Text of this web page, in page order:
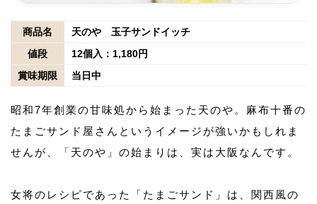
商品名
天のや 玉子サンドイッチ
値段
12個入：1,180円
賞味期限
当日中
昭和7年創業の甘味処から始まった天のや。麻布十番の
たまごサンド屋さんというイメージが強いかもしれま
せんが、「天のや」の始まりは、実は大阪なんです。
女将のレシピであった「たまごサンド」は、関西風の